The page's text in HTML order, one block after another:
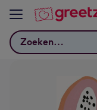
Bekijk meer
Zoeken